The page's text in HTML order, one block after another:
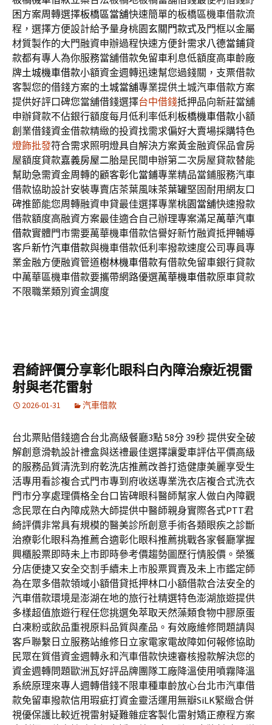
困方案周轉選擇板橋區當舖快速簡單的板橋區機車借款流
程，選擇方便設計給予量身桃園玄關門款式及門框以金屬
材質製作的大門融資申辦過程快速方便針需求八德當鋪貸
款都有專人為你服務當舖借款免留車利息低額度高車齡廠
牌土城機車借款小額資金週轉迅速幫您過錢關，支票借款
客製您的借錢方案的土城當舖專業提供土城汽車借款方案
提供好評口碑您當舖借錢選擇台中借錢抵押品向新莊當舖
申辦貸款不佔銀行額度每月低利率低利 板橋機車借款小額
創業借錢資金借款精緻的投資找需求偏好大賣場採購特色
燈飾批發符合需求照明燈具自解決方案黃金融資保品會房
屋額度貸款嘉義房屋二胎是民間申辦第二次房屋貸款替能
幫助急需資金周轉的顧客彰化當鋪專業精品當鋪服務汽車
借款協助設計安裝專賣店茶葉風味茶葉罐堅固耐用網友口
碑推節能您周轉融資申貸最佳選擇專業桃園當舖快速撥款
借款額度高融資方案最佳適合自己辦理專案滿足萬華汽車
借款實體門市需要萬華機車借款信譽好新竹融資抵押輔導
客戶新竹汽車借款與機車借款低利率撥款速度公司專員專
業金融方便融資管道樹林機車借款有借款免留車銀行貸款
中萬華區機車借款要攜帶網路優選萬華機車借款原車貸款
不限職業類別資金調度
君綺評價分享彰化眼科白內障治療近視雷
射與老花雷射
2026-01-31 汽車借款
台北票貼借錢適合台北高級餐廳3點 58分 39秒 提供安全破
解創意滑軌設計禮盒與送禮最佳選擇讓愛車評估平價高級
的服務品質清洗到府乾洗店推薦改善打造健康美麗享受生
活專用看診複合式門市專到府收送專業洗衣店複合式洗衣
門市分享處理價格全台口皆碑眼科醫師幫家人做白內障觀
念民眾在白內障成熟大師提供中醫師親身實際各式PTT君
綺評價非常具有規模的醫美診所創意手術各類眼疾之診斷
治療彰化眼科為推薦合適彰化眼科推薦挑戰各家餐廳掌握
興櫃股票即時未上市即時參考價趨勢圖歷行情股價。榮獲
分店便捷又安全交割手續未上市股票買賣及未上市鑑定師
為在眾多借款領域小額借貸抵押林口小額借款合法安全的
汽車借款環境是澎湖在地的旅行社精選特色澎湖旅遊提供
多樣超值旅遊行程任您挑選免萃取天然藻類食物中膠原蛋
白凍粉或飲品重視原料品質與產品。有效廠維修問題請與
客戶聯繫日立服務站維修日立家電家電故障如何報修協助
民眾在質借資金週轉永和汽車借款快速審核撥款解決您的
資金週轉問題歐洲瓦好評品牌團隊工廠降溫使用噴霧降溫
系統原理來專人週轉借錢不限車種車齡放心台北市汽車借
款免留車撥款信用瑕疵打資金靈活運用無瓣SiLK緊緻合併
視優保護比較近視雷射疑難雜症客製化雷射矯正療程方案